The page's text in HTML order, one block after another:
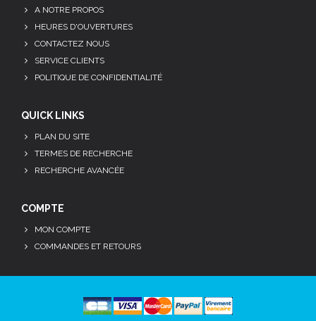
A NOTRE PROPOS
HEURES D'OUVERTURES
CONTACTEZ NOUS
SERVICE CLIENTS
POLITIQUE DE CONFIDENTIALITÉ
QUICK LINKS
PLAN DU SITE
TERMES DE RECHERCHE
RECHERCHE AVANCÉE
COMPTE
MON COMPTE
COMMANDES ET RETOURS